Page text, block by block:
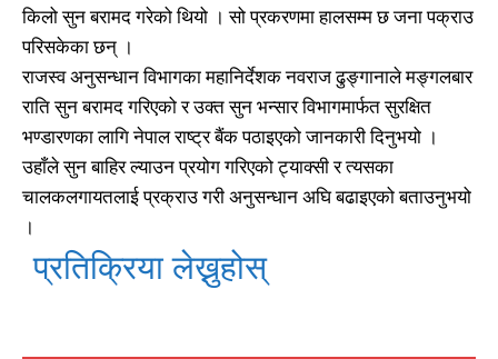
किलो सुन बरामद गरेको थियो । सो प्रकरणमा हालसम्म छ जना पक्राउ
परिसकेका छन् ।
राजस्व अनुसन्धान विभागका महानिर्देशक नवराज ढुङ्गानाले मङ्गलबार
राति सुन बरामद गरिएको र उक्त सुन भन्सार विभागमार्फत सुरक्षित
भण्डारणका लागि नेपाल राष्ट्र बैंक पठाइएको जानकारी दिनुभयो ।
उहाँले सुन बाहिर ल्याउन प्रयोग गरिएको ट्याक्सी र त्यसका
चालकलगायतलाई प्रक्राउ गरी अनुसन्धान अघि बढाइएको बताउनुभयो
।
प्रतिक्रिया लेख्नुहोस्